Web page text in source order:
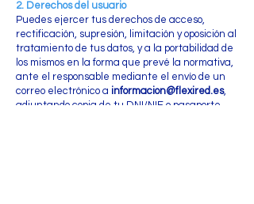
2. Derechos del usuario
Puedes ejercer tus derechos de acceso,
rectificación, supresión, limitación y oposición al
tratamiento de tus datos, y a la portabilidad de
los mismos en la forma que prevé la normativa,
ante el responsable mediante el envío de un
correo electrónico a informacion@flexired.es,
adjuntando copia de tu DNI/NIE o pasaporte.